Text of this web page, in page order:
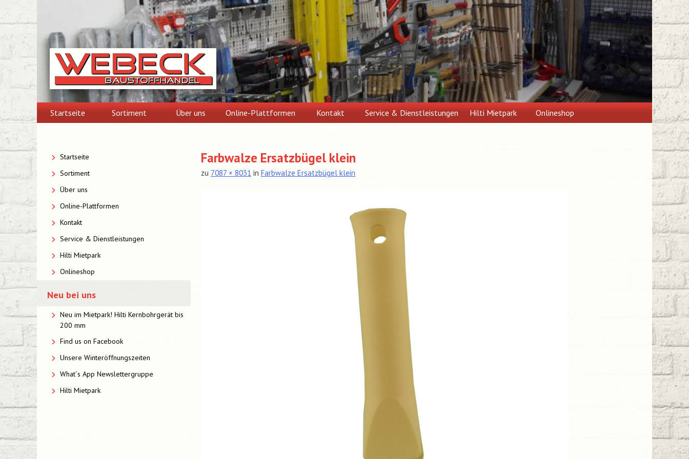
content
Startseite Sortiment Über uns Online-Plattformen Kontakt Service & Dienstleistungen Hilti Mietpark Onlineshop
Farbwalze Ersatzbügel klein
zu 7087 × 8031 in Farbwalze Ersatzbügel klein
Startseite
Sortiment
Über uns
Online-Plattformen
Kontakt
Service & Dienstleistungen
Hilti Mietpark
Onlineshop
Neu bei uns
Neu im Mietpark! Hilti Kernbohrgerät bis
200 mm
Find us on Facebook
Unsere Winteröffnungszeiten
What´s App Newslettergruppe
Hilti Mietpark